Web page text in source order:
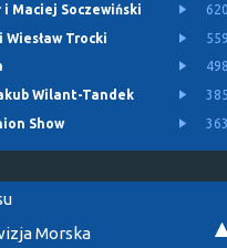
Maciej Soczewiński
Wiesław Trocki
Wilant-Tandek
Show
Morska